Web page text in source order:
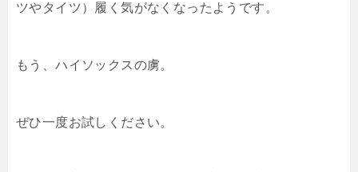
ツやタイツ）履く気がなくなったようです。
もう、ハイソックスの虜。
ぜひ一度お試しください。